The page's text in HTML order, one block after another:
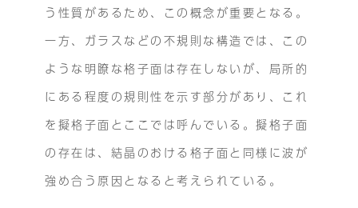
う性質があるため、この概念が重要となる。
一方、ガラスなどの不規則な構造では、この
ような明瞭な格子面は存在しないが、局所的
にある程度の規則性を示す部分があり、これ
を擬格子面とここでは呼んでいる。擬格子面
の存在は、結晶のおける格子面と同様に波が
強め合う原因となると考えられている。